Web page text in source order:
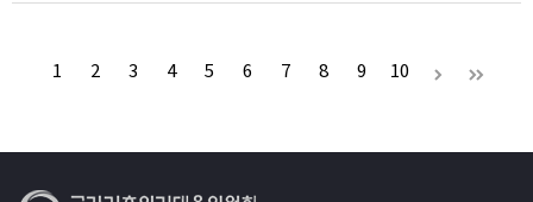
1 2 3 4 5 6 7 8 9 10